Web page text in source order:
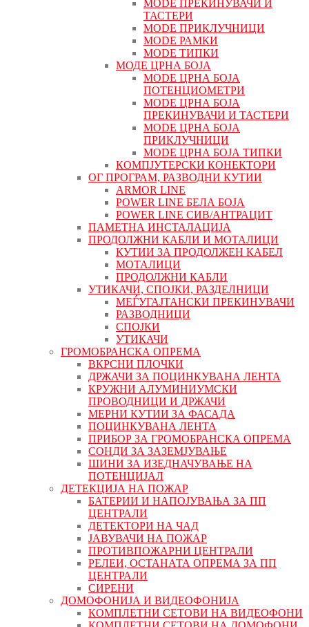
MODE ПРEКИНУВАЧИ И
ТАСТЕРИ
MODE ПРИКЛУЧНИЦИ
MODE РАМКИ
MODE ТИПКИ
МОДЕ ЦРНА БОЈА
MODE ЦРНА БОЈА
ПОТЕНЦИОМЕТРИ
MODE ЦРНА БОЈА
ПРЕКИНУВАЧИ И ТАСТЕРИ
MODE ЦРНА БОЈА
ПРИКЛУЧНИЦИ
MODE ЦРНА БОЈА ТИПКИ
КОМПЈУТЕРСКИ КОНЕКТОРИ
ОГ ПРОГРАМ, РАЗВОДНИ КУТИИ
ARMOR LINE
POWER LINE БЕЛА БОЈА
POWER LINE СИВ/АНТРАЦИТ
ПАМЕТНА ИНСТАЛАЦИЈА
ПРОДОЛЖНИ КАБЛИ И МОТАЛИЦИ
КУТИИ ЗА ПРОДОЛЖЕН КАБЕЛ
МОТАЛИЦИ
ПРОДОЛЖНИ КАБЛИ
УТИКАЧИ, СПОЈКИ, РАЗДЕЛНИЦИ
МЕЃУГАЈТАНСКИ ПРЕКИНУВАЧИ
РАЗВОДНИЦИ
СПОЈКИ
УТИКАЧИ
ГРОМОБРАНСКА ОПРЕМА
ВКРСНИ ПЛОЧКИ
ДРЖАЧИ ЗА ПОЦИНКУВАНА ЛЕНТА
КРУЖНИ АЛУМИНИУМСКИ
ПРОВОДНИЦИ И ДРЖАЧИ
МЕРНИ КУТИИ ЗА ФАСАДА
ПОЦИНКУВАНА ЛЕНТА
ПРИБОР ЗА ГРОМОБРАНСКА ОПРЕМА
СОНДИ ЗА ЗАЗЕМЈУВАЊЕ
ШИНИ ЗА ИЗЕДНАЧУВАЊЕ НА
ПОТЕНЦИЈАЛ
ДЕТЕКЦИЈА НА ПОЖАР
БАТЕРИИ И НАПОЈУВАЊА ЗА ПП
ЦЕНТРАЛИ
ДЕТЕКТОРИ НА ЧАД
ЈАВУВАЧИ НА ПОЖАР
ПРОТИВПОЖАРНИ ЦЕНТРАЛИ
РЕЛЕИ, ОСТАНАТА ОПРЕМА ЗА ПП
ЦЕНТРАЛИ
СИРЕНИ
ДОМОФОНИЈА И ВИДЕОФОНИЈА
КОМПЛЕТНИ СЕТОВИ НА ВИДЕОФОНИ